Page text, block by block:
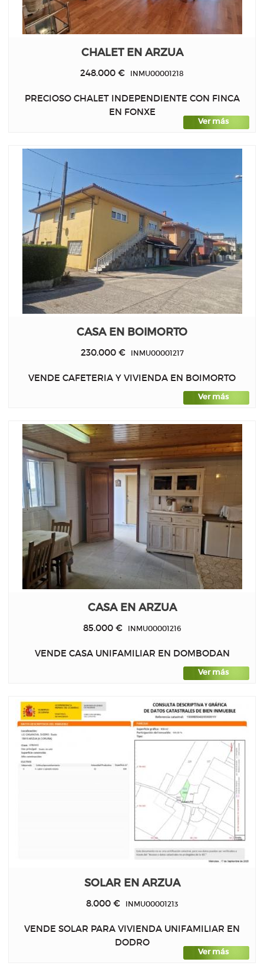
CHALET EN ARZUA
248.000 € INMU00001218
PRECIOSO CHALET INDEPENDIENTE CON FINCA
EN FONXE
Ver más
CASA EN BOIMORTO
230.000 €INMU00001217
VENDE CAFETERIA Y VIVIENDA EN BOIMORTO
Ver más
CASA EN ARZUA
85.000 € INMU00001216
VENDE CASA UNIFAMILIAR EN DOMBODAN
Ver más
SOLAR EN ARZUA
8.000 € INMU00001213
VENDE SOLAR PARA VIVIENDA UNIFAMILIAR EN
DODRO
Ver más